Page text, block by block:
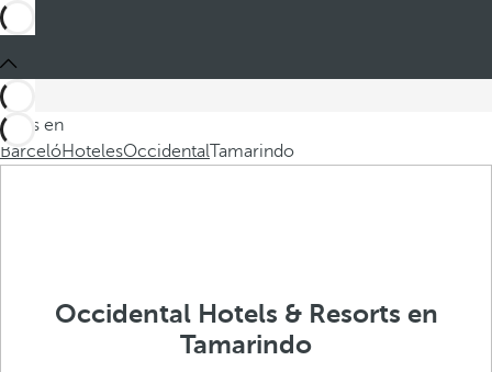
Estás en
BarcelóHotelesOccidentalTamarindo
Occidental Hotels & Resorts en
Tamarindo